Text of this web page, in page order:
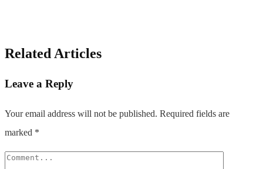
Related Articles
Leave a Reply
Your email address will not be published. Required fields are
marked *